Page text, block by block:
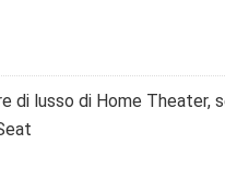
di lusso di Home Theater,